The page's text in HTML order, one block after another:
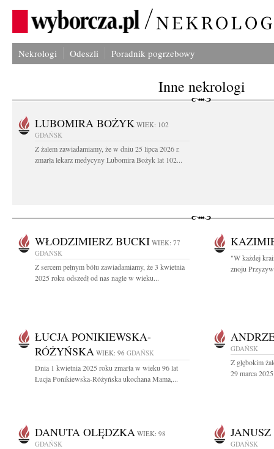
Nekrologi Odeszli Poradnik pogrzebowy
Inne nekrologi
LUBOMIRA BOŻYK WIEK: 102
GDAŃSK
Z żalem zawiadamiamy, że w dniu 25 lipca 2026 r.
zmarła lekarz medycyny Lubomira Bożyk lat 102...
WŁODZIMIERZ BUCKI WIEK: 77
GDAŃSK
Z sercem pełnym bólu zawiadamiamy, że 3 kwietnia
2025 roku odszedł od nas nagle w wieku...
"W każdej
znoju
ŁUCJA PONIKIEWSKA-
RÓŻYŃSKA WIEK: 96 GDAŃSK
Dnia 1 kwietnia 2025 roku zmarła w wieku 96 lat
Łucja Ponikiewska-Różyńska ukochana Mama,...
GDAŃSK
Z głębokim
29 marca
DANUTA OLĘDZKA WIEK: 98
GDAŃSK
GDAŃSK